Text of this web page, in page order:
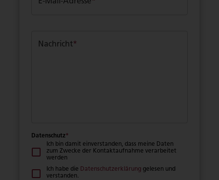
E-Mail-Adresse*
Nachricht*
Datenschutz*
Ich bin damit einverstanden, dass meine Daten
zum Zwecke der Kontaktaufnahme verarbeitet
werden
Ich habe die Datenschutzerklärung gelesen und
verstanden.